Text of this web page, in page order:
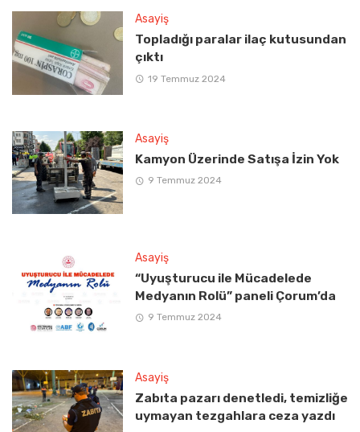
Asayiş
Topladığı paralar ilaç kutusundan
çıktı
19 Temmuz 2024
Asayiş
Kamyon Üzerinde Satışa İzin Yok
9 Temmuz 2024
Asayiş
“Uyuşturucu ile Mücadelede
Medyanın Rolü” paneli Çorum’da
9 Temmuz 2024
Asayiş
Zabıta pazarı denetledi, temizliğe
uymayan tezgahlara ceza yazdı